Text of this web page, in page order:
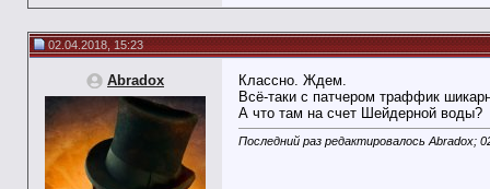
02.04.2018, 15:23
Abradox
Классно. Ждем.
Всё-таки с патчером траффик
А что там на счет Шейдерной воды?
Последний раз редактировалось Abradox;